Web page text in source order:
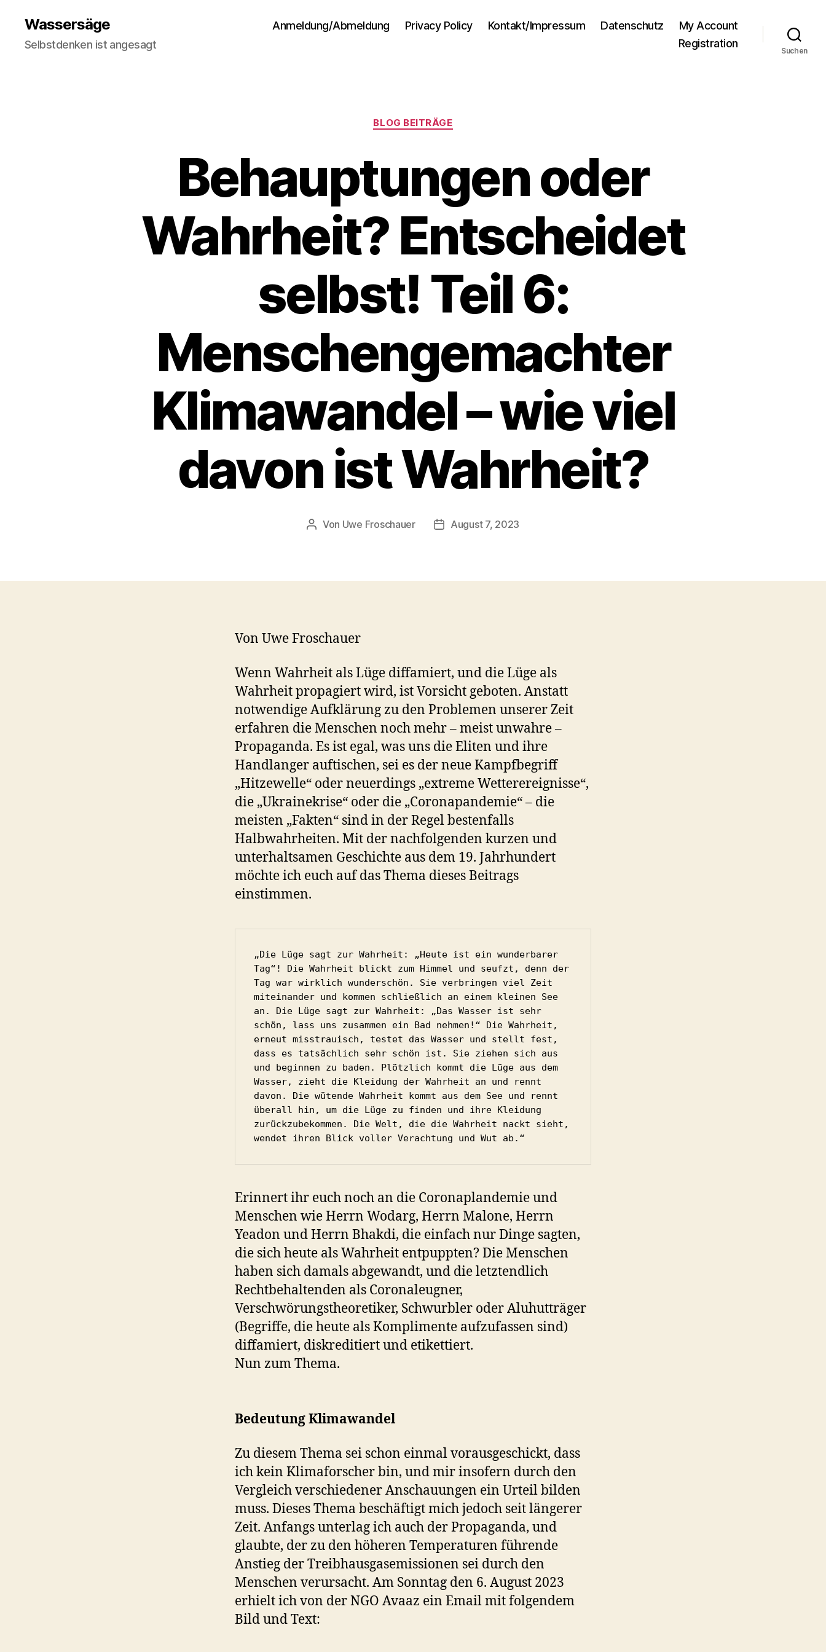
Wassersäge
Selbstdenken ist angesagt
Anmeldung/Abmeldung Privacy Policy Kontakt/Impressum Datenschutz
My Account
Registration
Suchen
Kategorien
BLOG BEITRÄGE
Behauptungen oder
Wahrheit? Entscheidet
selbst! Teil 6:
Menschengemachter
Klimawandel – wie viel
davon ist Wahrheit?
Beitragsautor
Von Uwe Froschauer Beitragsdatum
August 7, 2023
Von Uwe Froschauer
Wenn Wahrheit als Lüge diffamiert, und die Lüge als
Wahrheit propagiert wird, ist Vorsicht geboten. Anstatt
notwendige Aufklärung zu den Problemen unserer Zeit
erfahren die Menschen noch mehr – meist unwahre –
Propaganda. Es ist egal, was uns die Eliten und ihre
Handlanger auftischen, sei es der neue Kampfbegriff
„Hitzewelle“ oder neuerdings „extreme Wetterereignisse“,
die „Ukrainekrise“ oder die „Coronapandemie“ – die
meisten „Fakten“ sind in der Regel bestenfalls
Halbwahrheiten. Mit der nachfolgenden kurzen und
unterhaltsamen Geschichte aus dem 19. Jahrhundert
möchte ich euch auf das Thema dieses Beitrags
einstimmen.
„Die Lüge sagt zur Wahrheit: „Heute ist ein wunderbarer
Tag“! Die Wahrheit blickt zum Himmel und seufzt, denn der
Tag war wirklich wunderschön. Sie verbringen viel Zeit
miteinander und kommen schließlich an einem kleinen See
an. Die Lüge sagt zur Wahrheit: „Das Wasser ist sehr
schön, lass uns zusammen ein Bad nehmen!“ Die Wahrheit,
erneut misstrauisch, testet das Wasser und stellt fest,
dass es tatsächlich sehr schön ist. Sie ziehen sich aus
und beginnen zu baden. Plötzlich kommt die Lüge aus dem
Wasser, zieht die Kleidung der Wahrheit an und rennt
davon. Die wütende Wahrheit kommt aus dem See und rennt
überall hin, um die Lüge zu finden und ihre Kleidung
zurückzubekommen. Die Welt, die die Wahrheit nackt sieht,
wendet ihren Blick voller Verachtung und Wut ab.“
Erinnert ihr euch noch an die Coronaplandemie und
Menschen wie Herrn Wodarg, Herrn Malone, Herrn
Yeadon und Herrn Bhakdi, die einfach nur Dinge sagten,
die sich heute als Wahrheit entpuppten? Die Menschen
haben sich damals abgewandt, und die letztendlich
Rechtbehaltenden als Coronaleugner,
Verschwörungstheoretiker, Schwurbler oder Aluhutträger
(Begriffe, die heute als Komplimente aufzufassen sind)
diffamiert, diskreditiert und etikettiert.
Nun zum Thema.
Bedeutung Klimawandel
Zu diesem Thema sei schon einmal vorausgeschickt, dass
ich kein Klimaforscher bin, und mir insofern durch den
Vergleich verschiedener Anschauungen ein Urteil bilden
muss. Dieses Thema beschäftigt mich jedoch seit längerer
Zeit. Anfangs unterlag ich auch der Propaganda, und
glaubte, der zu den höheren Temperaturen führende
Anstieg der Treibhausgasemissionen sei durch den
Menschen verursacht. Am Sonntag den 6. August 2023
erhielt ich von der NGO Avaaz ein Email mit folgendem
Bild und Text: